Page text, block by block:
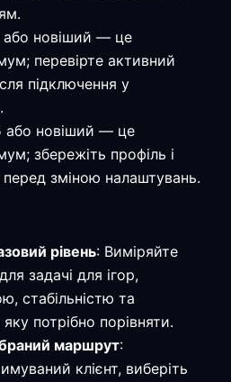
або новіший — це
перевірте активний
підключення у
або новіший — це
збережіть профіль і
зміною налаштувань.
рівень: Виміряйте
задачі для ігор,
стабільністю та
потрібно порівняти.
маршрут:
клієнт, виберіть